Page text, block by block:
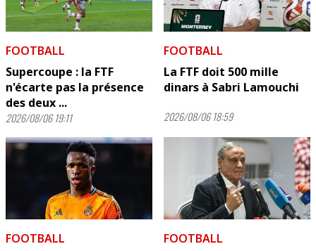
FOOTBALL
Supercoupe : la FTF
n'écarte pas la présence
des deux ...
2026/08/06 19:11
FOOTBALL
La FTF doit 500 mille
dinars à Sabri Lamouchi
2026/08/06 18:59
FOOTBALL
FOOTBALL